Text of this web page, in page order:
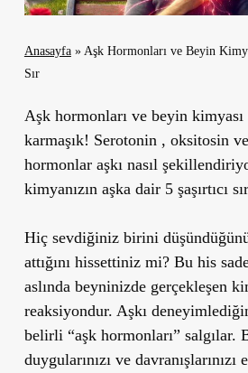
Anasayfa» Aşk Hormonları ve Beyin
Sır
Aşk hormonları ve beyin kimyası
karmaşık! Serotonin , oksitosin
hormonlar aşkı nasıl
kimyanızın aşka dair 5 şaşırtıcı
Hiç sevdiğiniz birini
attığını hissettiniz mi? Bu his
aslında beyninizde gerçekleşen
reaksiyondur. Aşkı
belirli “aşk hormonları” salgılar.
duygularınızı ve